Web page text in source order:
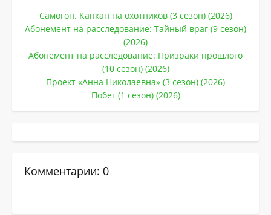
Самогон. Капкан на охотников (3 сезон) (2026)
Абонемент на расследование: Тайный враг (9 сезон)
(2026)
Абонемент на расследование: Призраки прошлого
(10 сезон) (2026)
Проект «Анна Николаевна» (3 сезон) (2026)
Побег (1 сезон) (2026)
Комментарии: 0